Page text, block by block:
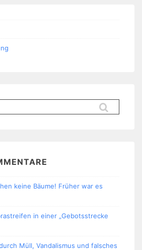
keine Bäume! Früher war es
in einer „Gebotsstrecke
Müll, Vandalismus und falsches